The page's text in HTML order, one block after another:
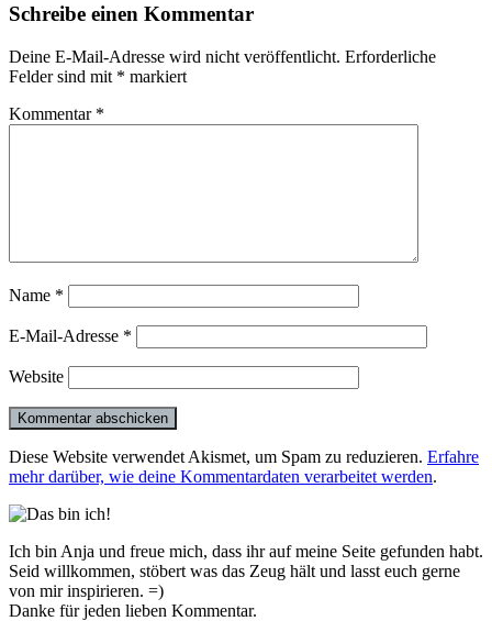
Schreibe einen Kommentar
Deine E-Mail-Adresse wird nicht veröffentlicht. Erforderliche
Felder sind mit * markiert
Kommentar *
Name *
E-Mail-Adresse *
Website
Diese Website verwendet Akismet, um Spam zu reduzieren. Erfahre
mehr darüber, wie deine Kommentardaten verarbeitet werden.
Ich bin Anja und freue mich, dass ihr auf meine Seite gefunden habt.
Seid willkommen, stöbert was das Zeug hält und lasst euch gerne
von mir inspirieren. =)
Danke für jeden lieben Kommentar.